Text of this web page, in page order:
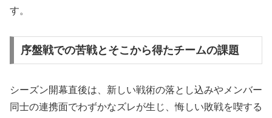
す。
序盤戦での苦戦とそこから得たチームの課題
シーズン開幕直後は、新しい戦術の落とし込みやメンバー
同士の連携面でわずかなズレが生じ、悔しい敗戦を喫する